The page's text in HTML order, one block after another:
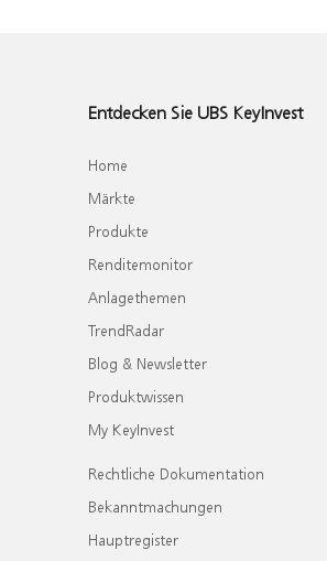
Entdecken Sie UBS KeyInvest
Home
Märkte
Produkte
Renditemonitor
Anlagethemen
TrendRadar
Blog & Newsletter
Produktwissen
My KeyInvest
Rechtliche Dokumentation
Bekanntmachungen
Hauptregister